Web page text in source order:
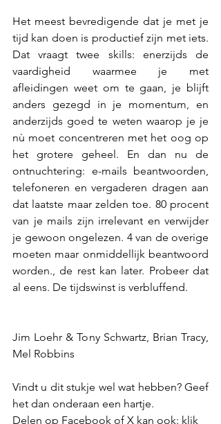
Het meest bevredigende dat je met je
tijd kan doen is productief zijn met iets.
Dat vraagt twee skills: enerzijds de
vaardigheid waarmee je met
afleidingen weet om te gaan, je blijft
anders gezegd in je momentum, en
anderzijds goed te weten waarop je je
nù moet concentreren met het oog op
het grotere geheel. En dan nu de
ontnuchtering: e-mails beantwoorden,
telefoneren en vergaderen dragen aan
dat laatste maar zelden toe. 80 procent
van je mails zijn irrelevant en verwijder
je gewoon ongelezen. 4 van de overige
moeten maar onmiddellijk beantwoord
worden., de rest kan later. Probeer dat
al eens. De tijdswinst is verbluffend.
Jim Loehr & Tony Schwartz, Brian Tracy,
Mel Robbins
Vindt u dit stukje wel wat hebben? Geef
het dan onderaan een hartje.
Delen op Facebook of X kan ook: klik